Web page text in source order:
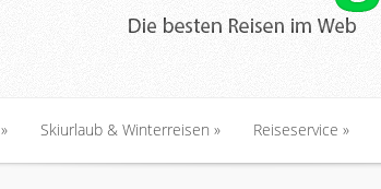
» Skiurlaub & Winterreisen » Reiseservice »